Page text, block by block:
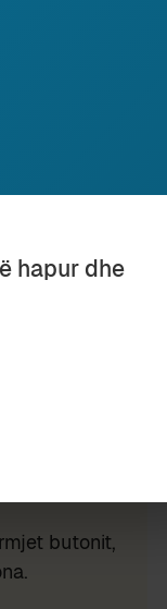
butonit,
hapur dhe